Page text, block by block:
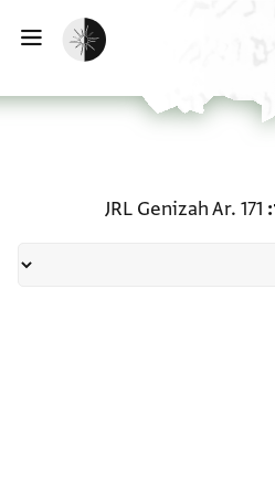
הפעלת מצב כהה
JRL Genizah Ar. 171